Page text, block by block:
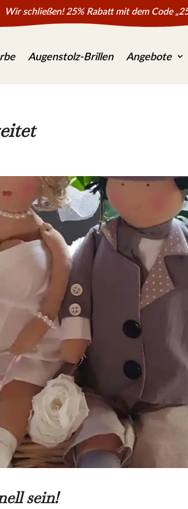
Wir schließen! 25% Rabatt mit dem Code
Augenstolz-Brillen Angebote
sein!